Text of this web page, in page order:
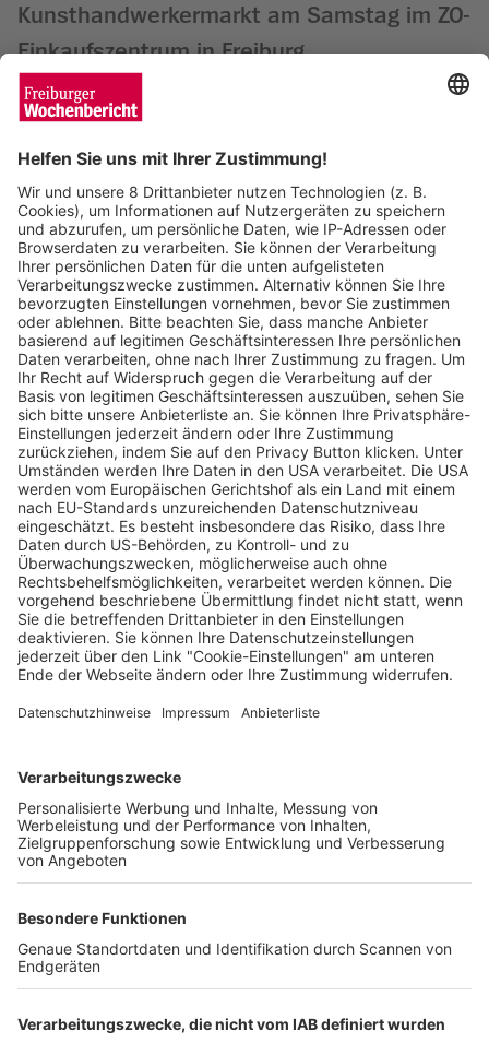
Kunsthandwerkermarkt am Samstag im ZO-
Einkaufszentrum in Freiburg
SC Freiburg: Hugo Siquet wechselt zum
belgischen Meister FC Brügge
Matthias Joers 23.07.2024
Freiburger Wochenbericht
Der Wochenbericht
wurde zum 31. Juli 2026
eingestellt.